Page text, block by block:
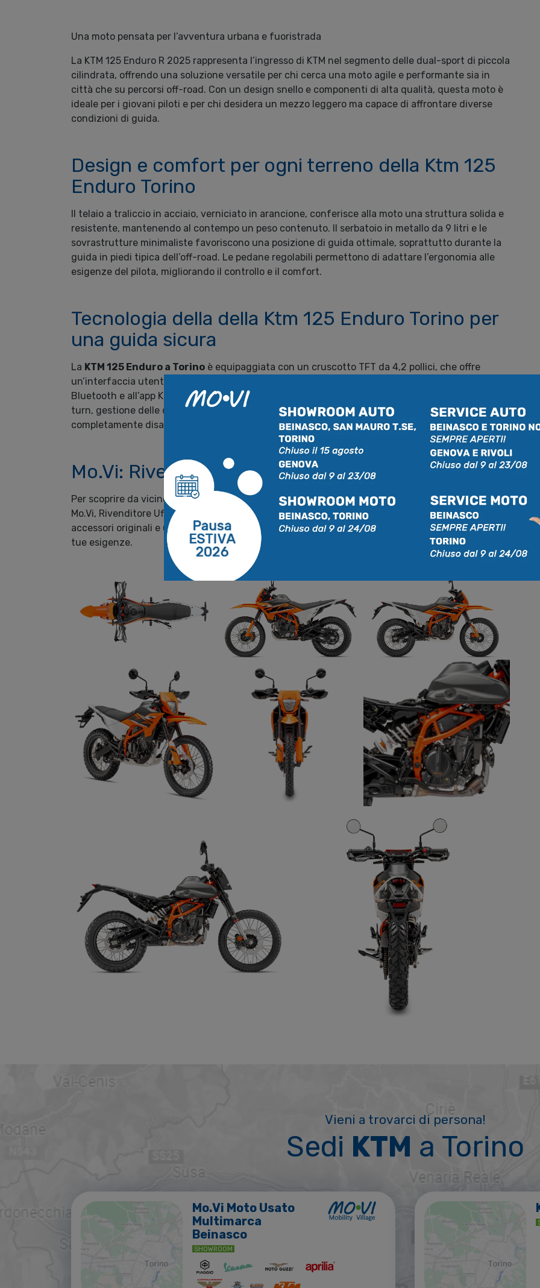
Una moto pensata per l’avventura urbana e fuoristrada
La KTM 125 Enduro R 2025 rappresenta l’ingresso di KTM nel segmento delle dual-sport di piccola
cilindrata, offrendo una soluzione versatile per chi cerca una moto agile e performante sia in
città che su percorsi off-road. Con un design snello e componenti di alta qualità, questa moto è
ideale per i giovani piloti e per chi desidera un mezzo leggero ma capace di affrontare diverse
condizioni di guida.
Design e comfort per ogni terreno della Ktm 125
Enduro Torino
Il telaio a traliccio in acciaio, verniciato in arancione, conferisce alla moto una struttura solida e
resistente, mantenendo al contempo un peso contenuto. Il serbatoio in metallo da 9 litri e le
sovrastrutture minimaliste favoriscono una posizione di guida ottimale, soprattutto durante la
guida in piedi tipica dell’off-road. Le pedane regolabili permettono di adattare l’ergonomia alle
esigenze del pilota, migliorando il controllo e il comfort.
Tecnologia della della Ktm 125 Enduro Torino per
una guida sicura
La KTM 125 Enduro a Torino è equipaggiata con un cruscotto TFT da 4,2 pollici, che offre
un’interfaccia utente intuitiva e visibile in tutte le condizioni di luce. Grazie alla connettività
Bluetooth e all’app KTM Connect, è possibile accedere a funzioni come navigazione turn-by-
turn, gestione delle chiamate e della musica. Il sistema ABS Bosch a due canali è
completamente disattivabile, una caratteristica essenziale per l’utilizzo in fuoristrada.
Mo.Vi: Rivenditore Ufficiale KTM
Per scoprire da vicino la nuova KTM 125 Enduro e ricevere consulenza personalizzata, visita
Mo.Vi, Rivenditore Ufficiale KTM. Presso la nostra sede potrai trovare l’intera gamma KTM,
accessori originali e un team di esperti pronti ad assisterti nella scelta della moto più adatta alle
tue esigenze.
Vieni a trovarci di persona!
Sedi KTM a Torino
Mo.Vi Moto Usato
Multimarca
Beinasco
SHOWROOM